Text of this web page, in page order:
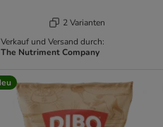
2 Varianten
Verkauf und Versand durch:
The Nutriment Company